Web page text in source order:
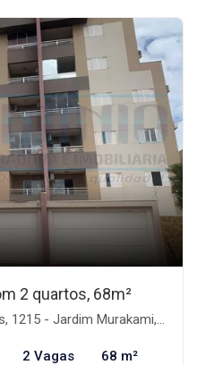
2 quartos, 68m²
Jardim Murakami, Dourados-MS
2 Vagas 68 m²